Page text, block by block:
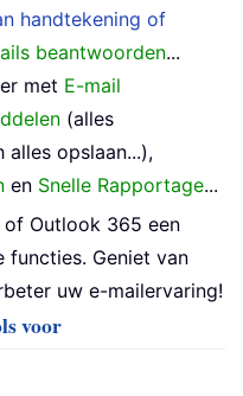
handtekening of
beantwoorden...
met E-mail
(alles
opslaan...),
en Snelle Rapportage...
Outlook 365 een
functies. Geniet van
uw e-mailervaring!
voor